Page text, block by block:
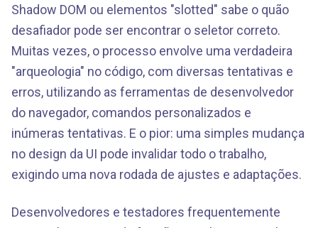
Shadow DOM ou elementos "slotted" sabe o quão
desafiador pode ser encontrar o seletor correto.
Muitas vezes, o processo envolve uma verdadeira
"arqueologia" no código, com diversas tentativas e
erros, utilizando as ferramentas de desenvolvedor
do navegador, comandos personalizados e
inúmeras tentativas. E o pior: uma simples mudança
no design da UI pode invalidar todo o trabalho,
exigindo uma nova rodada de ajustes e adaptações.
Desenvolvedores e testadores frequentemente